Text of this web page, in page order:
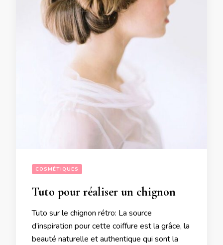
COSMÉTIQUES
Tuto pour réaliser un chignon
Tuto sur le chignon rétro: La source
d’inspiration pour cette coiffure est la grâce, la
beauté naturelle et authentique qui sont la